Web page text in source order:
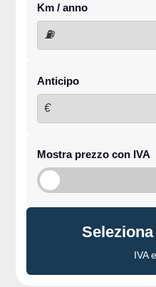
Km / anno
⛽
Anticipo
€
Mostra prezzo con IVA
IVA